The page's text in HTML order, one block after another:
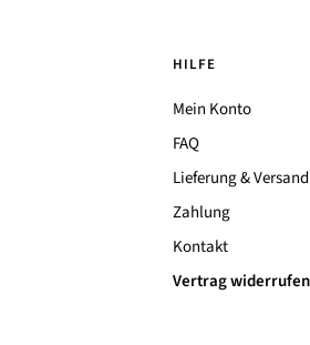
HILFE
Mein Konto
FAQ
Lieferung & Versand
Zahlung
Kontakt
Vertrag widerrufen